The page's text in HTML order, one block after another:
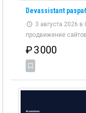
Devassistant
3 августа 2026 в
продвижение сайтов
₽3 000